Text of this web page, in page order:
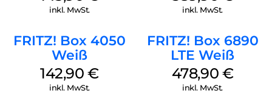
inkl. MwSt. inkl. MwSt.
FRITZ! Box 4050
Weiß
142,90€
inkl. MwSt.
FRITZ! Box 6890
LTE Weiß
478,90 €
inkl. MwSt.